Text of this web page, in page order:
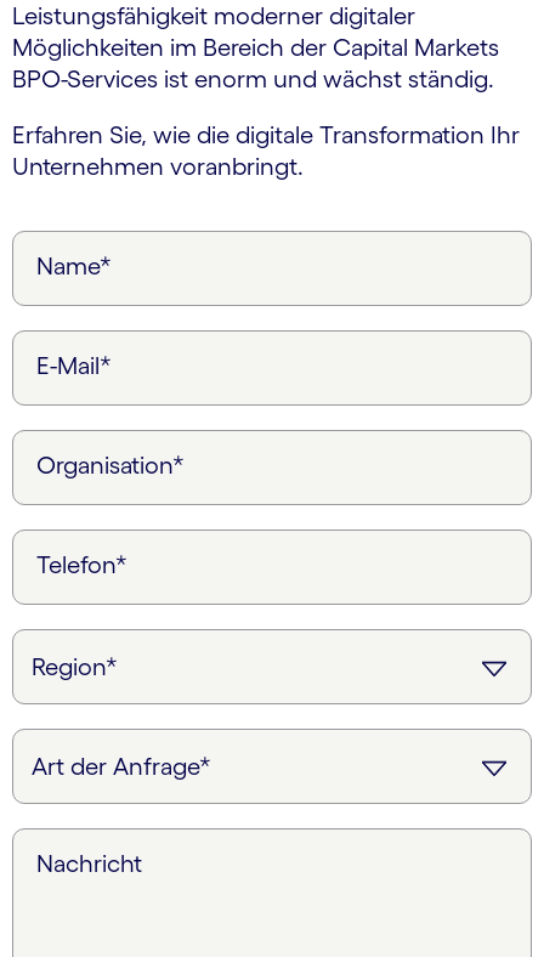
Leistungsfähigkeit moderner digitaler
Möglichkeiten im Bereich der Capital Markets
BPO-Services ist enorm und wächst ständig.
Erfahren Sie, wie die digitale Transformation Ihr
Unternehmen voranbringt.
Name*
E-Mail*
Organisation*
Telefon*
Nachricht